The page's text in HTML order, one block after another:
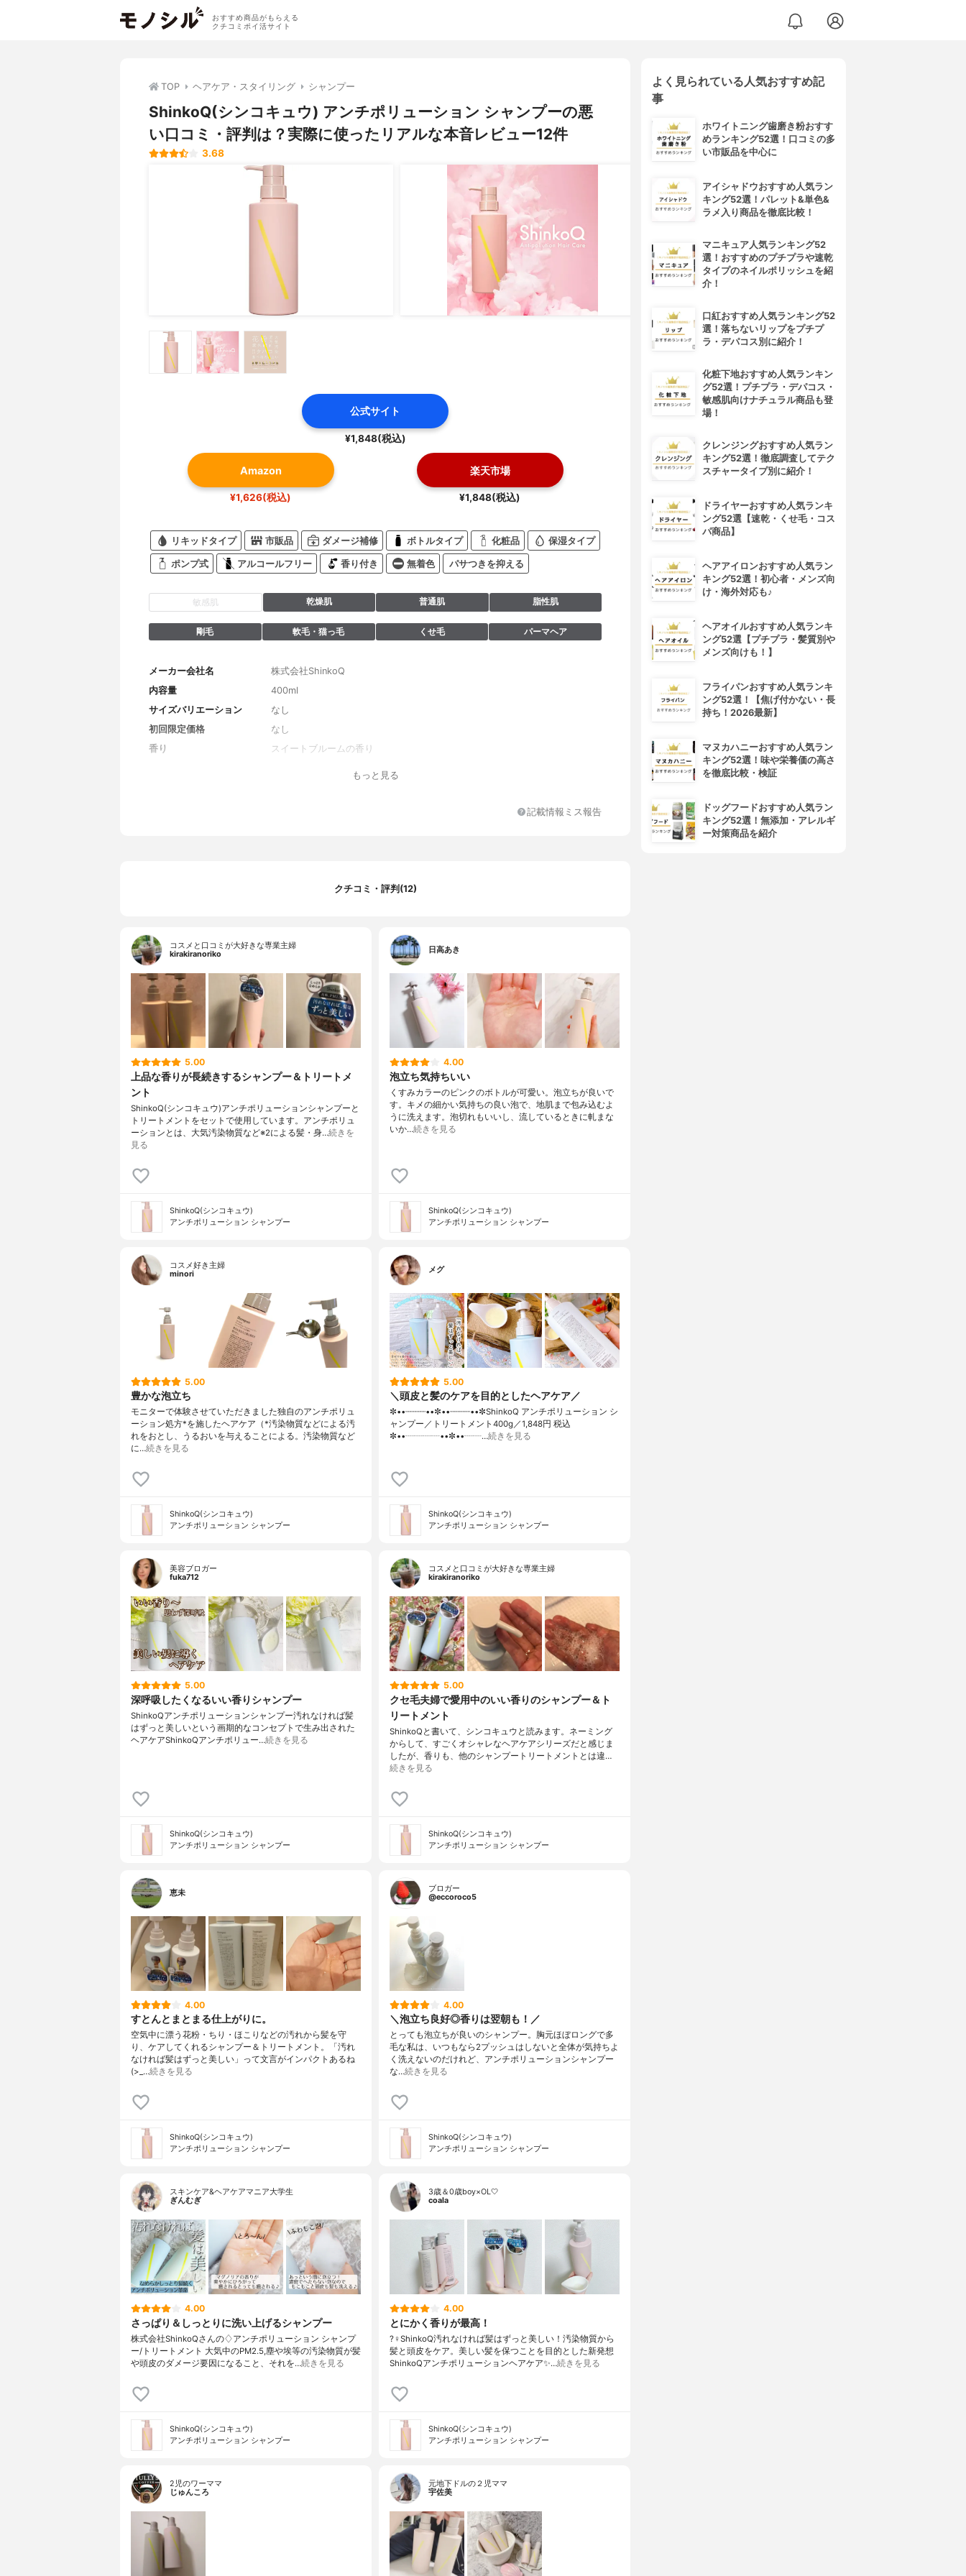
おすすめ商品がもらえる
クチコミポイ活サイト
TOP ヘアケア・スタイリング シャンプー
ShinkoQ(シンコキュウ) アンチポリューション シャンプーの悪
い口コミ・評判は？実際に使ったリアルな本音レビュー12件
3.68
公式サイト
¥1,848(税込)
Amazon
¥1,626(税込)
楽天市場
¥1,848(税込)
リキッドタイプ 市販品 ダメージ補修 ボトルタイプ 化粧品 保湿タイプ
ポンプ式 アルコールフリー 香り付き 無着色 パサつきを抑える
敏感肌 乾燥肌 普通肌 脂性肌
剛毛 軟毛・猫っ毛 くせ毛 パーマヘア
メーカー会社名
株式会社ShinkoQ
内容量
400ml
サイズバリエーション
なし
初回限定価格
なし
香り
スイートブルームの香り
水、コカミドプロピルベタイン、ラウレス-4カルボン酸Na、コカミドDEA、ラ
ウロイルメチルアラニンNa、デシルグルコシド、ココイルグルタミン酸2Na、
体、加水分解ケラチン(カシミヤヤギ)、加水分解コンキオリン、加水分解ヒア
Na、メチルパラベン、フェノキシエタノール、香料
もっと見る
記載情報ミス報告
クチコミ・評判(12)
コスメと口コミが大好きな専業主婦
kirakiranoriko
5.00
上品な香りが長続きするシャンプー＆トリートメ
ント
ShinkoQ(シンコキュウ)アンチポリューションシャンプーと
トリートメントをセットで使用しています。アンチポリュ
ーションとは、大気汚染物質など※2による髪・身…続きを
見る
ShinkoQ(シンコキュウ)
アンチポリューション シャンプー
日高あき
4.00
泡立ち気持ちいい
くすみカラーのピンクのボトルが可愛い。泡立ちが良いで
す。キメの細かい気持ちの良い泡で、地肌まで包み込むよ
うに洗えます。泡切れもいいし、流しているときに軋まな
いか…続きを見る
ShinkoQ(シンコキュウ)
アンチポリューション シャンプー
コスメ好き主婦
minori
5.00
豊かな泡立ち
モニターで体験させていただきました独自のアンチポリュ
ーション処方*を施したヘアケア（*汚染物質などによる汚
れをおとし、うるおいを与えることによる。汚染物質など
に…続きを見る
ShinkoQ(シンコキュウ)
アンチポリューション シャンプー
メグ
5.00
＼頭皮と髪のケアを目的としたヘアケア／
✼••┈┈┈┈••✼••┈┈┈┈••✼ShinkoQ アンチポリューション シ
ャンプー／トリートメント400g／1,848円 税込
✼••┈┈┈┈••✼••┈┈…続きを見る
ShinkoQ(シンコキュウ)
アンチポリューション シャンプー
美容ブロガー
fuka712
5.00
深呼吸したくなるいい香りシャンプー
ShinkoQ⁣アンチポリューションシャンプー⁣汚れなければ⁣髪
はずっと美しい⁣という画期的なコンセプトで⁣生み出された
ヘアケア⁣⁣ShinkoQアンチポリュー…続きを見る
ShinkoQ(シンコキュウ)
アンチポリューション シャンプー
コスメと口コミが大好きな専業主婦
kirakiranoriko
5.00
クセ毛夫婦で愛用中のいい香りのシャンプー＆ト
リートメント
ShinkoQと書いて、シンコキュウと読みます。ネーミング
からして、すごくオシャレなヘアケアシリーズだと感じま
したが、香りも、他のシャンプートリートメントとは違…
続きを見る
ShinkoQ(シンコキュウ)
アンチポリューション シャンプー
恵未
4.00
すとんとまとまる仕上がりに。
空気中に漂う花粉・ちり・ほこりなどの汚れから髪を守
り、ケアしてくれるシャンプー＆トリートメント。「汚れ
なければ髪はずっと美しい」って文言がインパクトあるね
(>_…続きを見る
ShinkoQ(シンコキュウ)
アンチポリューション シャンプー
ブロガー
@eccoroco5
4.00
＼泡立ち良好◎香りは翌朝も！／
とっても泡立ちが良いのシャンプー。胸元ほぼロングで多
毛な私は、いつもなら2プッシュはしないと全体が気持ちよ
く洗えないのだけれど、アンチポリューションシャンプー
な…続きを見る
ShinkoQ(シンコキュウ)
アンチポリューション シャンプー
スキンケア&ヘアケアマニア大学生
ぎんむぎ
4.00
さっぱり＆しっとりに洗い上げるシャンプー
株式会社ShinkoQさんの♢アンチポリューション シャンプ
ー/トリートメント 大気中のPM2.5,塵や埃等の汚染物質が髪
や頭皮のダメージ要因になること、それを…続きを見る
ShinkoQ(シンコキュウ)
アンチポリューション シャンプー
3歳＆0歳boy×OL🤍
coala
4.00
とにかく香りが最高！
?‍♀️ShinkoQ汚れなければ髪はずっと美しい！汚染物質から
髪と頭皮をケア。美しい髪を保つことを目的とした新発想
ShinkoQアンチポリューションヘアケア✨…続きを見る
ShinkoQ(シンコキュウ)
アンチポリューション シャンプー
2児のワーママ
じゅんころ
元地下ドルの２児ママ
宇佐美
よく見られている人気おすすめ記
事
ホワイトニング歯磨き粉おすす
めランキング52選！口コミの多
い市販品を中心に
アイシャドウおすすめ人気ラン
キング52選！パレット&単色&
ラメ入り商品を徹底比較！
マニキュア人気ランキング52
選！おすすめのプチプラや速乾
タイプのネイルポリッシュを紹
介！
口紅おすすめ人気ランキング52
選！落ちないリップをプチプ
ラ・デパコス別に紹介！
化粧下地おすすめ人気ランキン
グ52選！プチプラ・デパコス・
敏感肌向けナチュラル商品も登
場！
クレンジングおすすめ人気ラン
キング52選！徹底調査してテク
スチャータイプ別に紹介！
ドライヤーおすすめ人気ランキ
ング52選【速乾・くせ毛・コス
パ商品】
ヘアアイロンおすすめ人気ラン
キング52選！初心者・メンズ向
け・海外対応も♪
ヘアオイルおすすめ人気ランキ
ング52選【プチプラ・髪質別や
メンズ向けも！】
フライパンおすすめ人気ランキ
ング52選！【焦げ付かない・長
持ち！2026最新】
マヌカハニーおすすめ人気ラン
キング52選！味や栄養価の高さ
を徹底比較・検証
ドッグフードおすすめ人気ラン
キング52選！無添加・アレルギ
ー対策商品を紹介